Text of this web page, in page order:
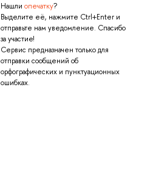
Нашли опечатку?
Выделите её, нажмите Ctrl+Enter и
отправьте нам уведомление. Спасибо
за участие!
Сервис предназначен только для
отправки сообщений об
орфографических и пунктуационных
ошибках.